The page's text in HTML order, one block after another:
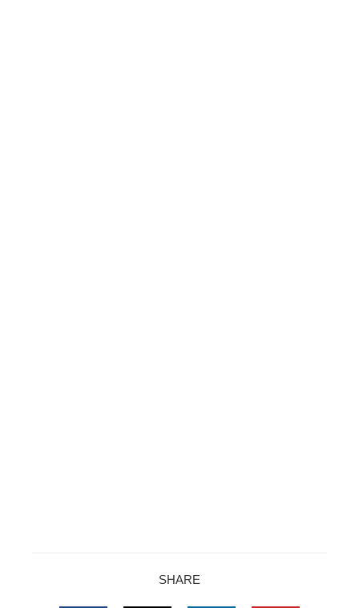
SHARE